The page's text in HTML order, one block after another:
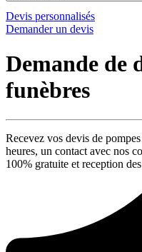
Devis personnalisés
Demander un devis
Demande de
funèbres
Recevez vos devis de
heures, un contact avec nos
100% gratuite et reception